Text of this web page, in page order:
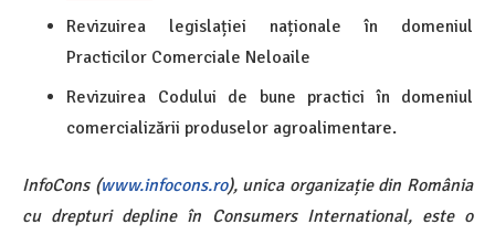
Revizuirea legislației naționale în domeniul
Practicilor Comerciale Neloaile
Revizuirea Codului de bune practici în domeniul
comercializării produselor agroalimentare.
InfoCons (www.infocons.ro), unica organizație din România
cu drepturi depline în Consumers International, este o